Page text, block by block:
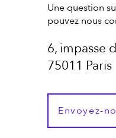
Une question
pouvez nous
6, impasse
75011 Paris
Envoyez-